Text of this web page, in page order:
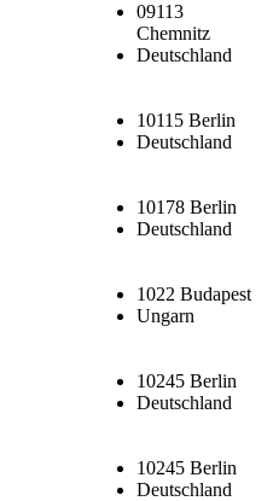
09113
Chemnitz
Deutschland
10115 Berlin
Deutschland
10178 Berlin
Deutschland
1022 Budapest
Ungarn
10245 Berlin
Deutschland
10245 Berlin
Deutschland